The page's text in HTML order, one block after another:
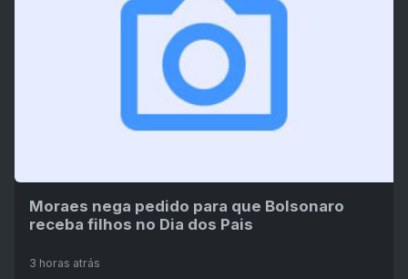
Moraes nega pedido para que Bolsonaro
receba filhos no Dia dos Pais
3 horas atrás